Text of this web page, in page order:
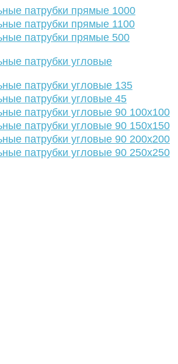
патрубки прямые 1000
патрубки прямые 1100
патрубки прямые 500
патрубки угловые
патрубки угловые 135
патрубки угловые 45
патрубки угловые 90 100х100
патрубки угловые 90 150х150
патрубки угловые 90 200х200
патрубки угловые 90 250х250